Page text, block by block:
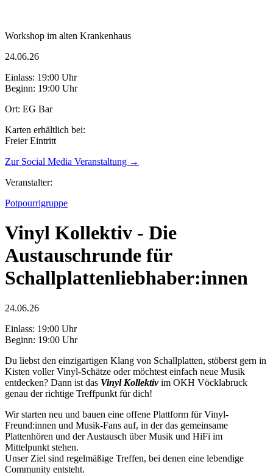
Workshop im alten Krankenhaus
24.06.26
Einlass: 19:00 Uhr
Beginn: 19:00 Uhr
Ort: EG Bar
Karten erhältlich bei:
Freier Eintritt
Zur Social Media Veranstaltung →
Veranstalter:
Potpourrigruppe
Vinyl Kollektiv - Die
Austauschrunde für
Schallplattenliebhaber:innen
24.06.26
Einlass: 19:00 Uhr
Beginn: 19:00 Uhr
Du liebst den einzigartigen Klang von Schallplatten, stöberst gern in
Kisten voller Vinyl-Schätze oder möchtest einfach neue Musik
entdecken? Dann ist das Vinyl Kollektivim OKH Vöcklabruck
genau der richtige Treffpunkt für dich!
Wir starten neu und bauen eine offene Plattform für Vinyl-
Freund:innen und Musik-Fans auf, in der das gemeinsame
Plattenhören und der Austausch über Musik und HiFi im
Mittelpunkt stehen.
Unser Ziel sind regelmäßige Treffen, bei denen eine lebendige
Community entsteht.